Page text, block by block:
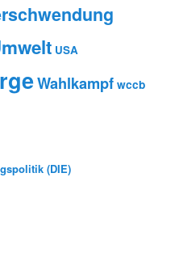
USA
Wahlkampf wccb
(DIE)